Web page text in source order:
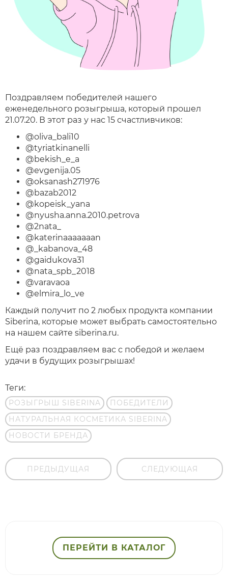
Поздравляем победителей нашего
еженедельного розыгрыша, который прошел
21.07.20. В этот раз у нас 15 счастливчиков:
@oliva_bali10
@tyriatkinanelli
@bekish_e_a
@evgenija.05
@oksanash271976
@bazab2012
@kopeisk_yana
@nyusha.anna.2010.petrova
@2nata_
@katerinaaaaaaan
@_kabanova_48
@gaidukova31
@nata_spb_2018
@varavaoa
@elmira_lo_ve
Каждый получит по 2 любых продукта компании
Siberina, которые может выбрать самостоятельно
на нашем сайте siberina.ru.
Ещё раз поздравляем вас с победой и желаем
удачи в будущих розыгрышах!
Теги:
РОЗЫГРЫШ SIBERINA
ПОБЕДИТЕЛИ
НАТУРАЛЬНАЯ КОСМЕТИКА SIBERINA
НОВОСТИ БРЕНДА
ПРЕДЫДУЩАЯ СЛЕДУЮЩАЯ
ПЕРЕЙТИ В КАТАЛОГ